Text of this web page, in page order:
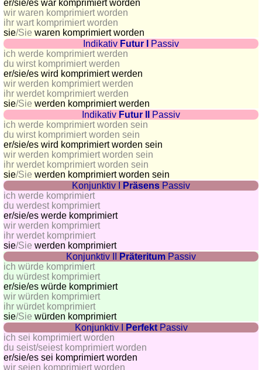
Suchbild
Tierquiz
er/sie/es war komprimiert worden
wir waren komprimiert worden
ihr wart komprimiert worden
sie/Sie waren komprimiert worden
Indikativ Futur I
Passiv
ich werde komprimiert werden
du wirst komprimiert werden
er/sie/es wird komprimiert werden
wir werden komprimiert werden
ihr werdet komprimiert werden
sie/Sie werden komprimiert werden
Indikativ Futur II
Passiv
ich werde komprimiert worden sein
du wirst komprimiert worden sein
er/sie/es wird komprimiert worden sein
wir werden komprimiert worden sein
ihr werdet komprimiert worden sein
sie/Sie werden komprimiert worden sein
Konjunktiv I
Präsens Passiv
ich werde komprimiert
du werdest komprimiert
er/sie/es werde komprimiert
wir werden komprimiert
ihr werdet komprimiert
sie/Sie werden komprimiert
Konjunktiv II
Präteritum Passiv
ich würde komprimiert
du würdest komprimiert
er/sie/es würde komprimiert
wir würden komprimiert
ihr würdet komprimiert
sie/Sie würden komprimiert
Konjunktiv I
PerfektPassiv
ich sei komprimiert worden
du seist/seiest komprimiert worden
er/sie/es sei komprimiert worden
wir seien komprimiert worden